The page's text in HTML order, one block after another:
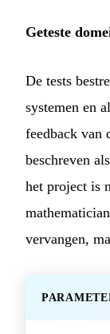
Geteste
De tests
systemen en
feedback van
beschreven
het project is
vervangen,